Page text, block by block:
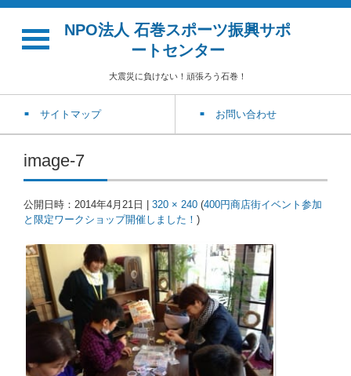
NPO法人 石巻スポーツ振興サポ
ートセンター
大震災に負けない！頑張ろう石巻！
サイトマップ お問い合わせ
image-7
公開日時： 2014年4月21日 320 × 240 (400円商店街イベント参加
と限定ワークショップ開催しました！ )